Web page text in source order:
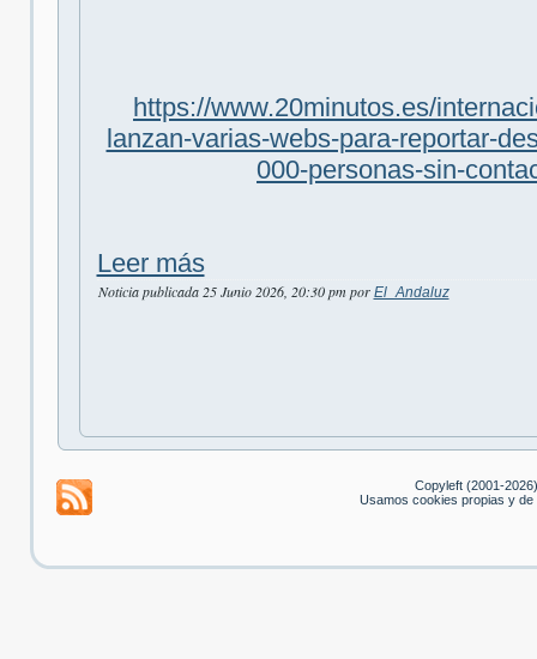
https://www.20minutos.es/
lanzan-varias-webs-para-reportar-
000-personas-sin-
Leer más
Noticia publicada 25 Junio 2026, 20:30 pm por El_Andaluz
Copyleft (2001-
Usamos cookies propias y